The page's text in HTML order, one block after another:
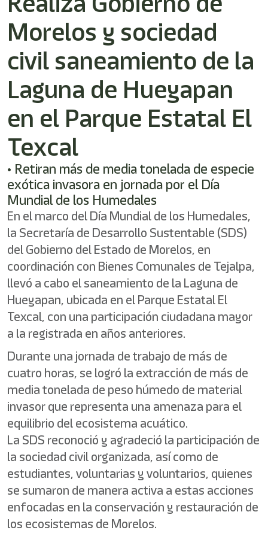
Este
acceso
directo
lector
de
pantalla
ayudarle
navegar
interactuar
con
contenido.
Morelos y sociedad
civil saneamiento de la
Laguna de Hueyapan
en el Parque Estatal El
Texcal
• Retiran más de media tonelada de especie
exótica invasora en jornada por el Día
Mundial de los Humedales
En el marco del Día Mundial de los Humedales,
la Secretaría de Desarrollo Sustentable (SDS)
del Gobierno del Estado de Morelos, en
coordinación con Bienes Comunales de Tejalpa,
llevó a cabo el saneamiento de la Laguna de
Hueyapan, ubicada en el Parque Estatal El
Texcal, con una participación ciudadana mayor
a la registrada en años anteriores.
Durante una jornada de trabajo de más de
cuatro horas, se logró la extracción de más de
media tonelada de peso húmedo de material
invasor que representa una amenaza para el
equilibrio del ecosistema acuático.
La SDS reconoció y agradeció la participación de
la sociedad civil organizada, así como de
estudiantes, voluntarias y voluntarios, quienes
se sumaron de manera activa a estas acciones
enfocadas en la conservación y restauración de
los ecosistemas de Morelos.